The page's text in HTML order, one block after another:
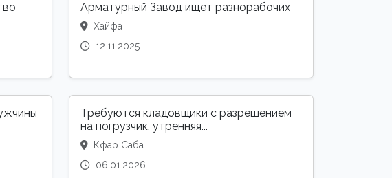
Арматурный Завод ищет разнорабочих
Хайфа
12.11.2025
Требуются кладовщики с разрешением
на погрузчик, утренняя...
Кфар Саба
06.01.2026